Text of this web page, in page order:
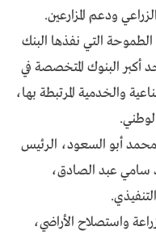
ودعم المزارعين.
الطموحة التي نفذها البنك
أكبر البنوك المتخصصة في
والخدمية المرتبطة بها،
محمد أبو السعود، الرئيس
سامي عبد الصادق،
واستصلاح الأراضي،